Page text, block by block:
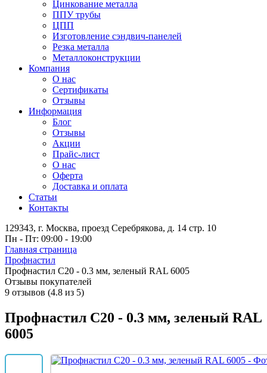
Цинкование металла
ППУ трубы
ЦПП
Изготовление сэндвич-панелей
Резка металла
Металлоконструкции
Компания
О нас
Сертификаты
Отзывы
Информация
Блог
Отзывы
Акции
Прайс-лист
О нас
Оферта
Доставка и оплата
Статьи
Контакты
129343, г. Москва, проезд Серебрякова, д. 14 стр. 10
Пн - Пт: 09:00 - 19:00
Главная страница
Профнастил
Профнастил С20 - 0.3 мм, зеленый RAL 6005
Отзывы покупателей
9 отзывов (4.8 из 5)
Профнастил С20 - 0.3 мм, зеленый RAL
6005